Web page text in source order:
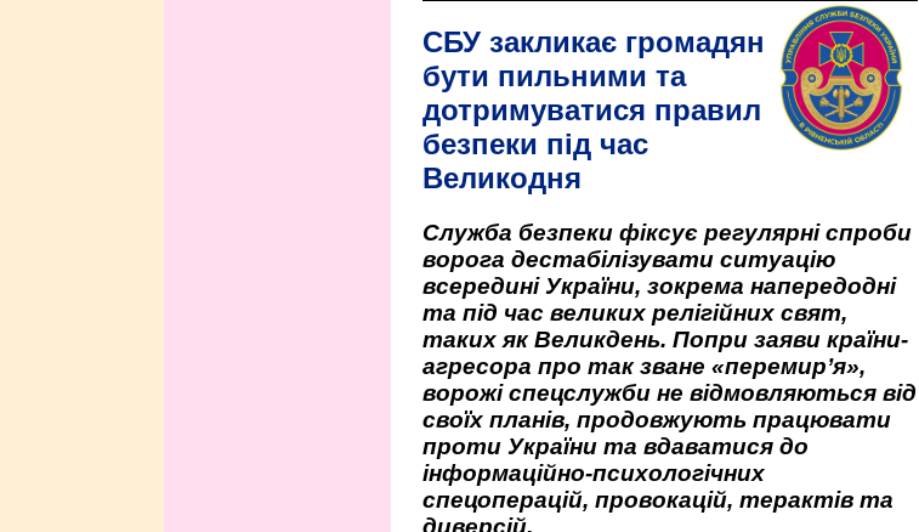
СБУ закликає громадян
бути пильними та
дотримуватися правил
безпеки під час
Великодня
Служба безпеки фіксує регулярні спроби
ворога дестабілізувати ситуацію
всередині України, зокрема напередодні
та під час великих релігійних свят,
таких як Великдень. Попри заяви країни-
агресора про так зване «перемир’я»,
ворожі спецслужби не відмовляються від
своїх планів, продовжують працювати
проти України та вдаватися до
інформаційно-психологічних
спецоперацій, провокацій, терактів та
диверсій.